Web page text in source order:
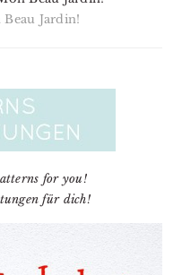
Jardin!
for you!
für dich!